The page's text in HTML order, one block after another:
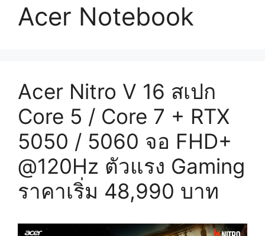
Acer Notebook
Acer Nitro V 16 สเปก
Core 5 / Core 7 + RTX
5050 / 5060 จอ FHD+
@120Hz ตัวแรง Gaming
ราคาเริ่ม 48,990 บาท